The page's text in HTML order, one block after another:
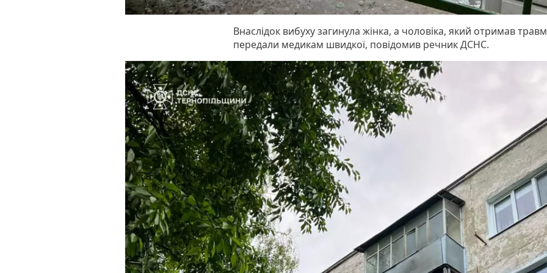
Внаслідок вибуху загинула жінка, а чоловіка, який отримав
передали медикам швидкої, повідомив речник ДСНС.